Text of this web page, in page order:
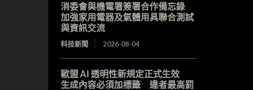
消委會與機電署簽署合作備忘錄
加強家用電器及氣體用具聯合測試
與資訊交流
科技新聞 2026-08-04
歐盟 AI 透明性新規定正式生效
生成內容必須加標籤 違者最高罰